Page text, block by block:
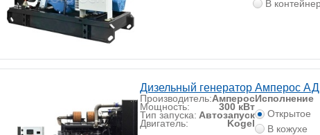
В
Дизельный генератор Амперос
Производитель:Амперос
Мощность: 300 кВт
Тип запуска: Автозапуск
Двигатель: Kogel
Исполнение
Открытое
В кожухе